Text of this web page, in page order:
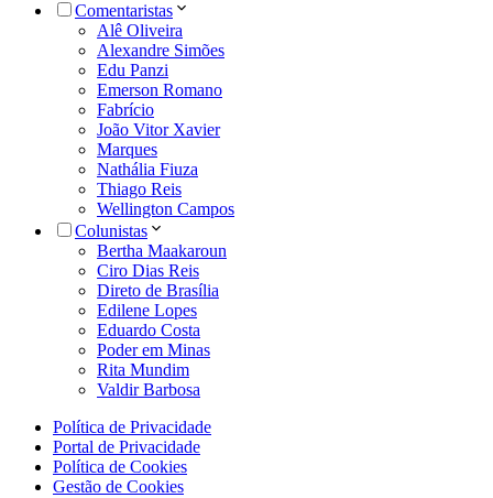
Comentaristas
Alê Oliveira
Alexandre Simões
Edu Panzi
Emerson Romano
Fabrício
João Vitor Xavier
Marques
Nathália Fiuza
Thiago Reis
Wellington Campos
Colunistas
Bertha Maakaroun
Ciro Dias Reis
Direto de Brasília
Edilene Lopes
Eduardo Costa
Poder em Minas
Rita Mundim
Valdir Barbosa
Política de Privacidade
Portal de Privacidade
Política de Cookies
Gestão de Cookies